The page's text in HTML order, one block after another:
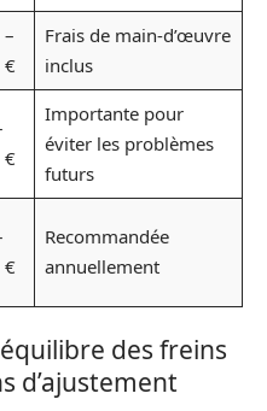
€
Frais de main-d’œuvre
inclus
€
Importante pour
éviter les problèmes
futurs
€
Recommandée
annuellement
des freins
d’ajustement